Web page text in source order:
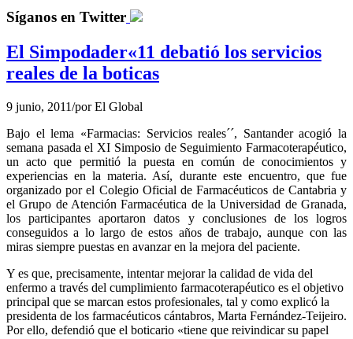
Síganos en Twitter
El Simpodader«11 debatió los servicios
reales de la boticas
9 junio, 2011/porEl Global
Bajo el lema «Farmacias: Servicios reales´´, Santander acogió la
semana pasada el XI Simposio de Seguimiento Farmacoterapéutico,
un acto que permitió la puesta en común de conocimientos y
experiencias en la materia. Así, durante este encuentro, que fue
organizado por el Colegio Oficial de Farmacéuticos de Cantabria y
el Grupo de Atención Farmacéutica de la Universidad de Granada,
los participantes aportaron datos y conclusiones de los logros
conseguidos a lo largo de estos años de trabajo, aunque con las
miras siempre puestas en avanzar en la mejora del paciente.
Y es que, precisamente, intentar mejorar la calidad de vida del
enfermo a través del cumplimiento farmacoterapéutico es el objetivo
principal que se marcan estos profesionales, tal y como explicó la
presidenta de los farmacéuticos cántabros, Marta Fernández-Teijeiro.
Por ello, defendió que el boticario «tiene que reivindicar su papel